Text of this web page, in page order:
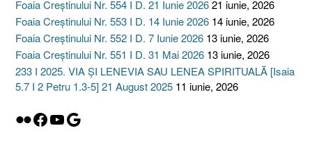
Foaia Creștinului Nr. 554 I D. 21 Iunie 202621 iunie, 2026
Foaia Creștinului Nr. 553 I D. 14 Iunie 2026 14 iunie, 2026
Foaia Creștinului Nr. 552 I D. 7 Iunie 2026 13 iunie, 2026
Foaia Creștinului Nr. 551 I D. 31 Mai 2026 13 iunie, 2026
233 I 2025. VIA ȘI LENEVIA SAU LENEA SPIRITUALĂ [Isaia
5.7 I 2 Petru 1.3-5] 21 August 2025 11 iunie, 2026
Flickr
Facebook
YouTube
Google